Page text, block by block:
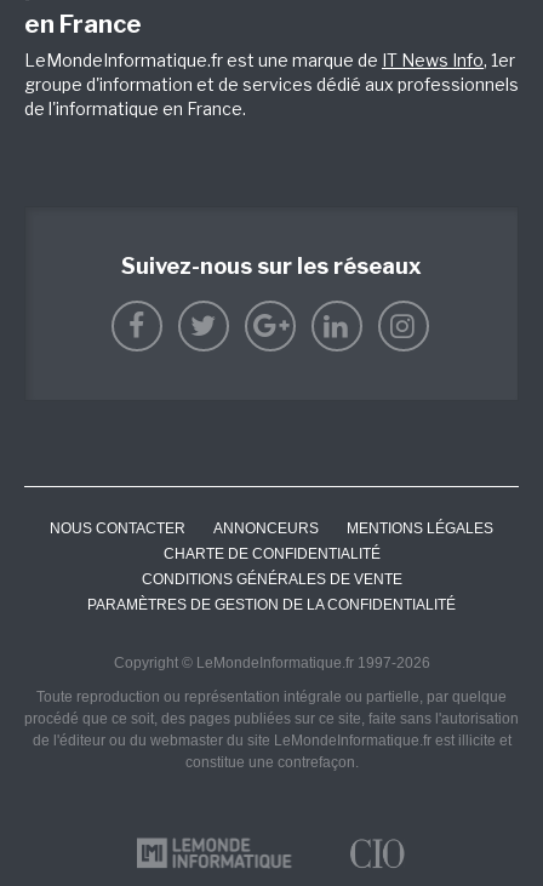
en France
LeMondeInformatique.fr est une marque de IT News Info, 1er
groupe d'information et de services dédié aux professionnels
de l'informatique en France.
Suivez-nous sur les réseaux
NOUS CONTACTER ANNONCEURS
MENTIONS LÉGALES
CHARTE DE CONFIDENTIALITÉ
CONDITIONS GÉNÉRALES DE VENTE
PARAMÈTRES DE GESTION DE LA CONFIDENTIALITÉ
Copyright © LeMondeInformatique.fr 1997-2026
Toute reproduction ou représentation intégrale ou partielle, par quelque
procédé que ce soit, des pages publiées sur ce site, faite sans l'autorisation
de l'éditeur ou du webmaster du site LeMondeInformatique.fr est illicite et
constitue une contrefaçon.